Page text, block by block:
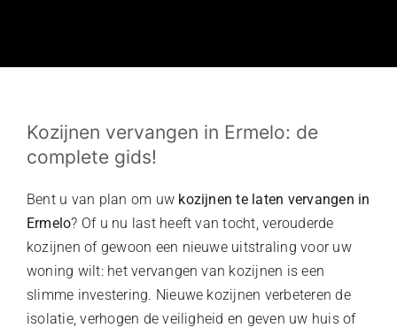
Kozijnen vervangen in Ermelo: de
complete gids!
Bent u van plan om uw kozijnen te laten vervangen in
Ermelo? Of u nu last heeft van tocht, verouderde
kozijnen of gewoon een nieuwe uitstraling voor uw
woning wilt: het vervangen van kozijnen is een
slimme investering. Nieuwe kozijnen verbeteren de
isolatie, verhogen de veiligheid en geven uw huis of